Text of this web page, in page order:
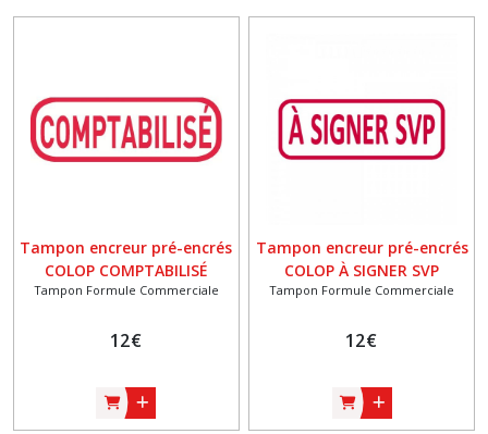
Tampon encreur pré-encrés
COLOP COMPTABILISÉ
Tampon Formule Commerciale
12€
Tampon encreur pré-encrés
COLOP À SIGNER SVP
Tampon Formule Commerciale
12€